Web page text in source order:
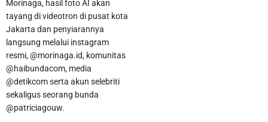
Morinaga, hasil foto AI akan
tayang di videotron di pusat kota
Jakarta dan penyiarannya
langsung melalui instagram
resmi, @morinaga.id, komunitas
@haibundacom, media
@detikcom serta akun selebriti
sekaligus seorang bunda
@patriciagouw.